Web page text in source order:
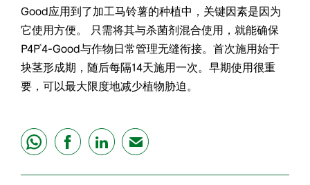
Good应用到了加工马铃薯的种植中，关键因素是因为
它使用方便。 只需将其与杀菌剂混合使用，就能确保
P4P®4-Good与作物日常管理无缝衔接。首次施用始于
块茎形成期，随后每隔14天施用一次。早期使用很重
要，可以最大限度地减少植物胁迫。
share share share mail